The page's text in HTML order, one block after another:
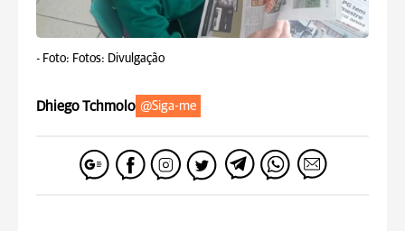
- Foto: Fotos: Divulgação
Dhiego Tchmolo @Siga-me